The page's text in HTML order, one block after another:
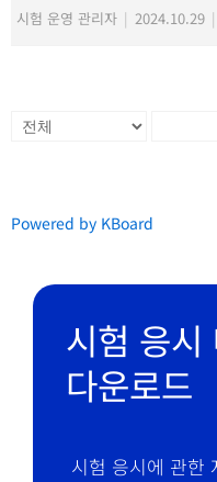
시험 운영 관리자 | 2024.10.29 |
Powered by KBoard
시험 응시
다운로드
시험 응시에 관한